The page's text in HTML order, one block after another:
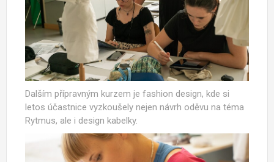
Dalším přípravným kurzem je fashion design, kde si
letos účastnice vyzkoušely nejen návrh oděvu na téma
Rytmus, ale i design kabelky.